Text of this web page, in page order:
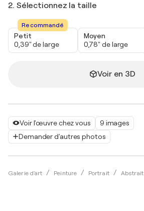
Voir l'œuvre chez vous
9 images
Demander d'autres photos
Galerie d'art Peinture Portrait Abstrait
2. Sélectionnez la taille
Recommandé
Petit
0,39" de large
Moyen
0,78" de large
Voir en 3D